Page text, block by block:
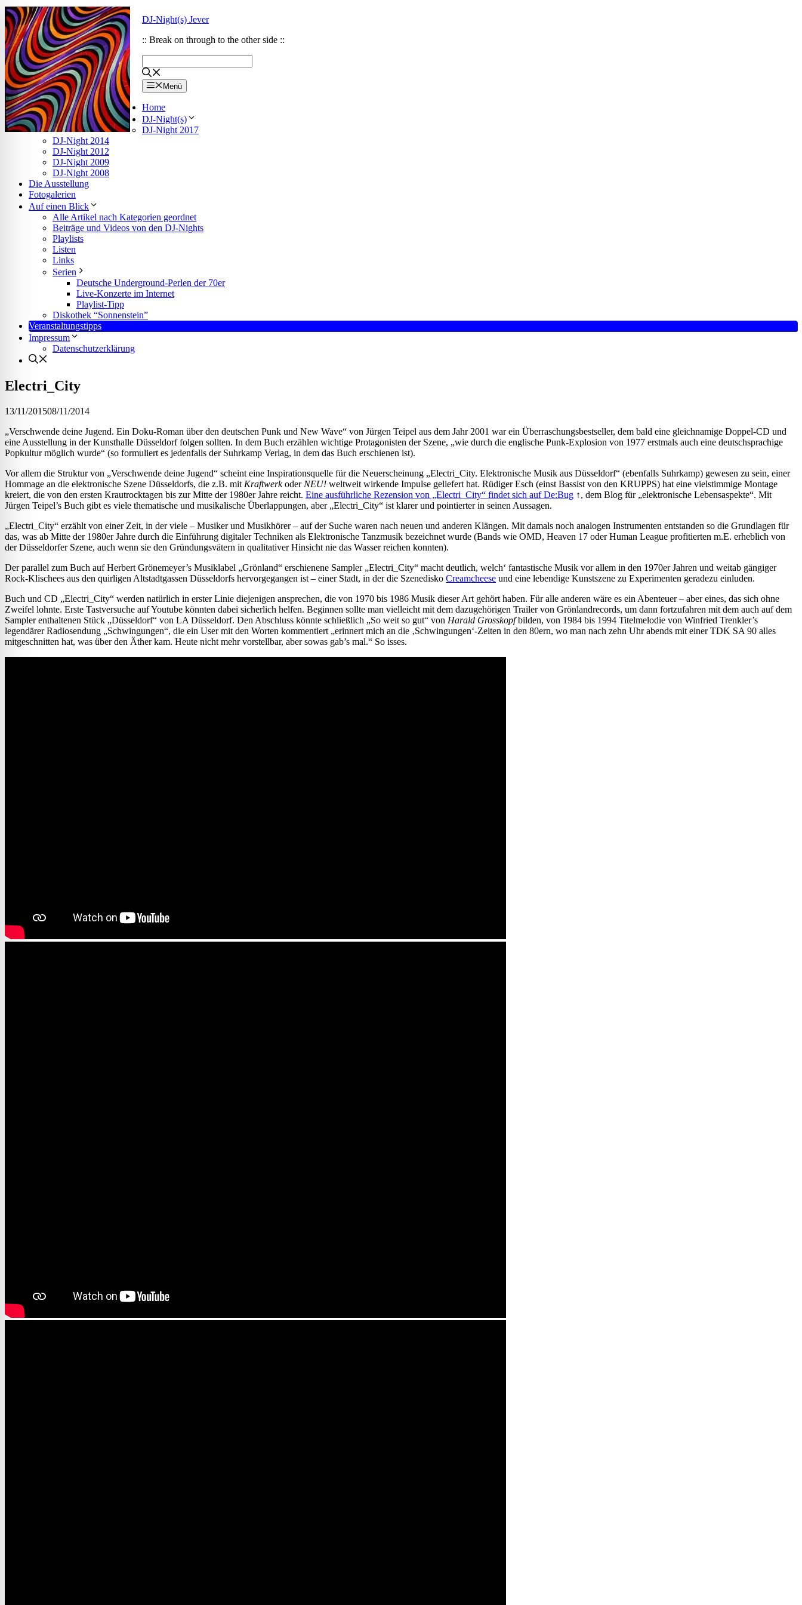
Zum
Inhalt
springen
Zum
Inhalt
springen
DJ-Night(s) Jever
:: Break on through to the other side ::
Menü
Home
DJ-Night(s)
DJ-Night 2017
DJ-Night 2014
DJ-Night 2012
DJ-Night 2009
DJ-Night 2008
Die Ausstellung
Fotogalerien
Auf einen Blick
Alle Artikel nach Kategorien geordnet
Beiträge und Videos von den DJ-Nights
Playlists
Listen
Links
Serien
Deutsche Underground-Perlen der 70er
Live-Konzerte im Internet
Playlist-Tipp
Diskothek “Sonnenstein”
Veranstaltungstipps
Impressum
Datenschutzerklärung
Electri_City
13/11/201508/11/2014
„Verschwende deine Jugend. Ein Doku-Roman über den deutschen Punk und New Wave“ von Jürgen Teipel aus dem Jahr 2001 war ein Überraschungsbestseller, dem bald eine gleichnamige Doppel-CD und
eine Ausstellung in der Kunsthalle Düsseldorf folgen sollten. In dem Buch erzählen wichtige Protagonisten der Szene, „wie durch die englische Punk-Explosion von 1977 erstmals auch eine deutschsprachige
Popkultur möglich wurde“ (so formuliert es jedenfalls der Suhrkamp Verlag, in dem das Buch erschienen ist).
Vor allem die Struktur von „Verschwende deine Jugend“ scheint eine Inspirationsquelle für die Neuerscheinung „Electri_City. Elektronische Musik aus Düsseldorf“ (ebenfalls Suhrkamp) gewesen zu sein, einer
Hommage an die elektronische Szene Düsseldorfs, die z.B. mit Kraftwerkoder NEU! weltweit wirkende Impulse geliefert hat. Rüdiger Esch (einst Bassist von den KRUPPS) hat eine vielstimmige Montage
kreiert, die von den ersten Krautrocktagen bis zur Mitte der 1980er Jahre reicht. Eine ausführliche Rezension von „Electri_City“ findet sich auf De:Bug ↑, dem Blog für „elektronische Lebensaspekte“. Mit
Jürgen Teipel’s Buch gibt es viele thematische und musikalische Überlappungen, aber „Electri_City“ ist klarer und pointierter in seinen Aussagen.
„Electri_City“ erzählt von einer Zeit, in der viele – Musiker und Musikhörer – auf der Suche waren nach neuen und anderen Klängen. Mit damals noch analogen Instrumenten entstanden so die Grundlagen für
das, was ab Mitte der 1980er Jahre durch die Einführung digitaler Techniken als Elektronische Tanzmusik bezeichnet wurde (Bands wie OMD, Heaven 17 oder Human League profitierten m.E. erheblich von
der Düsseldorfer Szene, auch wenn sie den Gründungsvätern in qualitativer Hinsicht nie das Wasser reichen konnten).
Der parallel zum Buch auf Herbert Grönemeyer’s Musiklabel „Grönland“ erschienene Sampler „Electri_City“ macht deutlich, welch‘ fantastische Musik vor allem in den 1970er Jahren und weitab gängiger
Rock-Klischees aus den quirligen Altstadtgassen Düsseldorfs hervorgegangen ist – einer Stadt, in der die Szenedisko Creamcheese und eine lebendige Kunstszene zu Experimenten geradezu einluden.
Buch und CD „Electri_City“ werden natürlich in erster Linie diejenigen ansprechen, die von 1970 bis 1986 Musik dieser Art gehört haben. Für alle anderen wäre es ein Abenteuer – aber eines, das sich ohne
Zweifel lohnte. Erste Tastversuche auf Youtube könnten dabei sicherlich helfen. Beginnen sollte man vielleicht mit dem dazugehörigen Trailer von Grönlandrecords, um dann fortzufahren mit dem auch auf dem
Sampler enthaltenen Stück „Düsseldorf“ von LA Düsseldorf. Den Abschluss könnte schließlich „So weit so gut“ von Harald Grosskopfbilden, von 1984 bis 1994 Titelmelodie von Winfried Trenkler’s
legendärer Radiosendung „Schwingungen“, die ein User mit den Worten kommentiert „erinnert mich an die ‚Schwingungen‘-Zeiten in den 80ern, wo man nach zehn Uhr abends mit einer TDK SA 90 alles
mitgeschnitten hat, was über den Äther kam. Heute nicht mehr vorstellbar, aber sowas gab’s mal. “ So isses.
Anfallsicherheit
freundlicher Modus
sicherer Modus